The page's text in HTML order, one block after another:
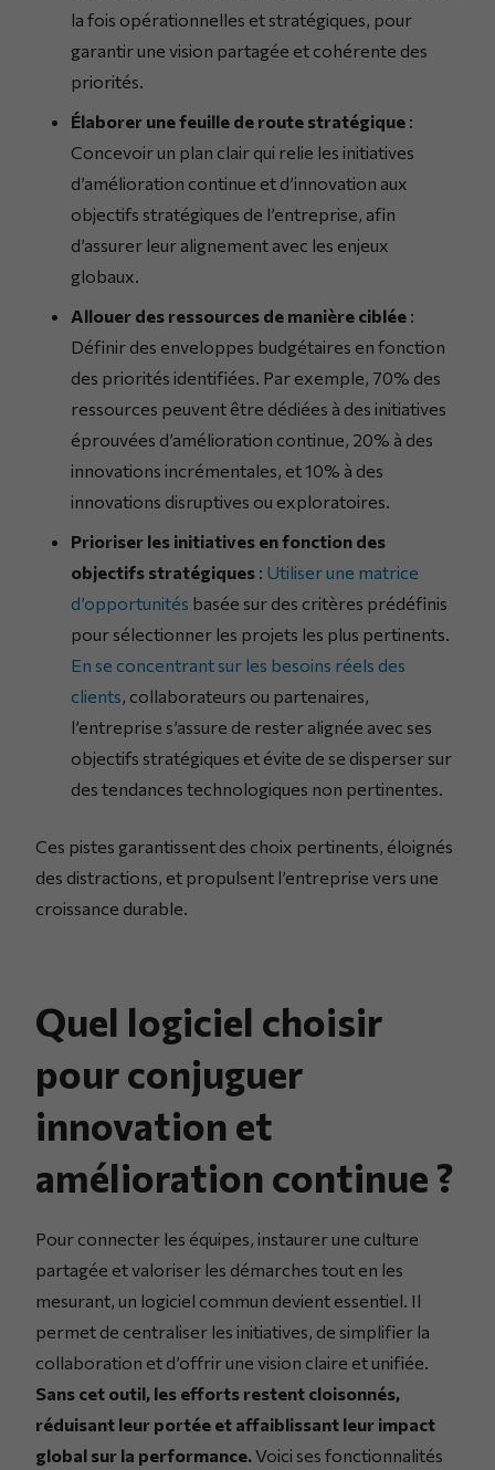
la fois opérationnelles et stratégiques, pour
garantir une vision partagée et cohérente des
priorités.
Élaborer une feuille de route stratégique :
Concevoir un plan clair qui relie les initiatives
d’amélioration continue et d’innovation aux
objectifs stratégiques de l’entreprise, afin
d’assurer leur alignement avec les enjeux
globaux.
Allouer des ressources de manière ciblée :
Définir des enveloppes budgétaires en fonction
des priorités identifiées. Par exemple, 70% des
ressources peuvent être dédiées à des initiatives
éprouvées d’amélioration continue, 20% à des
innovations incrémentales, et 10% à des
innovations disruptives ou exploratoires.
Prioriser les initiatives en fonction des
objectifs stratégiques : Utiliser une matrice
d’opportunités basée sur des critères prédéfinis
pour sélectionner les projets les plus pertinents.
En se concentrant sur les besoins réels des
clients, collaborateurs ou partenaires,
l’entreprise s’assure de rester alignée avec ses
objectifs stratégiques et évite de se disperser sur
des tendances technologiques non pertinentes.
Ces pistes garantissent des choix pertinents, éloignés
des distractions, et propulsent l’entreprise vers une
croissance durable.
Quel logiciel choisir
pour conjuguer
innovation et
amélioration continue ?
Pour connecter les équipes, instaurer une culture
partagée et valoriser les démarches tout en les
mesurant, un logiciel commun devient essentiel. Il
permet de centraliser les initiatives, de simplifier la
collaboration et d’offrir une vision claire et unifiée.
Sans cet outil, les efforts restent cloisonnés,
réduisant leur portée et affaiblissant leur impact
global sur la performance.Voici ses fonctionnalités